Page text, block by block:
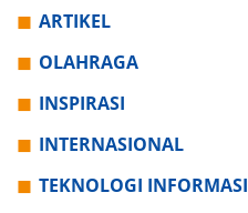
ARTIKEL
OLAHRAGA
INSPIRASI
INTERNASIONAL
TEKNOLOGI INFORMASI